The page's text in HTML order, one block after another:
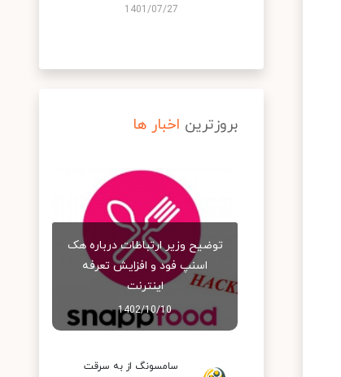
1401/07/27
بروزترین اخبار ها
توضیح وزیر ارتباطات درباره هک
اسنپ‌ فود و افزایش تعرفه
اینترنت
1402/10/10
سامسونگ از به سرقت